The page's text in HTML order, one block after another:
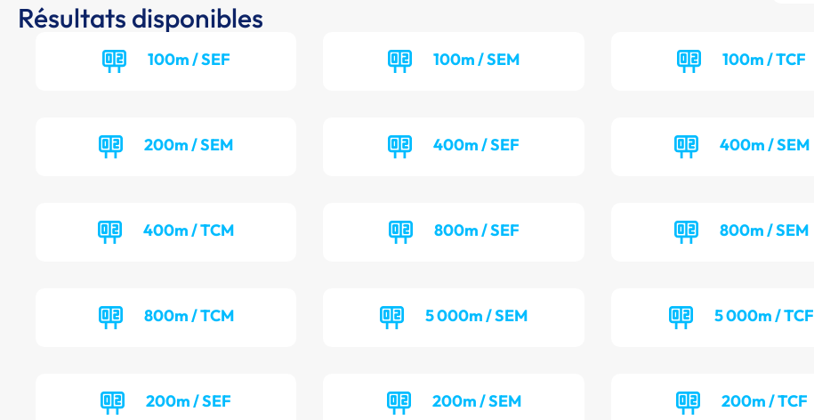
Résultats disponibles
100m / SEF 100m / SEM 100m / TCF
200m / SEM 400m / SEF 400m / SEM
400m / TCM 800m / SEF 800m / SEM
800m / TCM 5 000m / SEM 5 000m / TCF
200m / SEF 200m / SEM 200m / TCF